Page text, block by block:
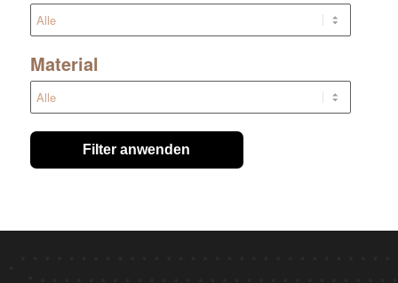
Material
Filter anwenden